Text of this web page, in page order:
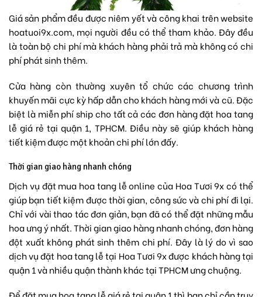
Giá sản phẩm đều được niêm yết và công khai trên website
hoatuoi9x.com, mọi người đều có thể tham khảo. Đây đều
là toàn bộ chi phí mà khách hàng phải trả mà không có chi
phí phát sinh thêm.
Cửa hàng còn thường xuyên tổ chức các chương trình
khuyến mãi cực kỳ hấp dẫn cho khách hàng mới và cũ. Đặc
biệt là miễn phí ship cho tất cả các đơn hàng đặt hoa tang
lễ giá rẻ tại quận 1, TPHCM. Điều này sẽ giúp khách hàng
tiết kiệm được một khoản chi phí lớn đấy.
Thời gian giao hàng nhanh chóng
Dịch vụ đặt mua hoa tang lễ online của Hoa Tươi 9x có thể
giúp bạn tiết kiệm được thời gian, công sức và chi phí đi lại.
Chỉ với vài thao tác đơn giản, bạn đã có thể đặt những mẫu
hoa ưng ý nhất. Thời gian giao hàng nhanh chóng, đơn hàng
đột xuất không phát sinh thêm chi phí. Đây là lý do vì sao
dịch vụ đặt hoa tang lễ tại Hoa Tươi 9x được khách hàng tại
quận 1 và nhiều quận thành khác tại TPHCM ưng chuộng.